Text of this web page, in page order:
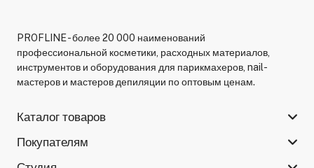
PROFLINE - более 20 000 наименований
профессиональной косметики, расходных материалов,
инструментов и оборудования для парикмахеров, nail-
мастеров и мастеров депиляции по оптовым ценам.
Каталог товаров
Покупателям